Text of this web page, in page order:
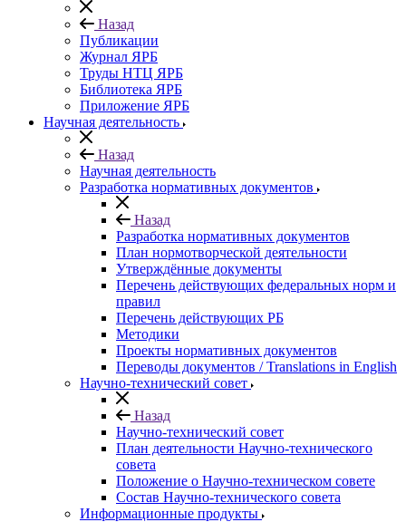
Назад
Публикации
Журнал ЯРБ
Труды НТЦ ЯРБ
Библиотека ЯРБ
Приложение ЯРБ
Научная деятельность
Назад
Научная деятельность
Разработка нормативных документов
Назад
Разработка нормативных документов
План нормотворческой деятельности
Утверждённые документы
Перечень действующих федеральных норм и
правил
Перечень действующих РБ
Методики
Проекты нормативных документов
Переводы документов / Translations in English
Научно-технический совет
Назад
Научно-технический совет
План деятельности Научно-технического
совета
Положение о Научно-техническом совете
Состав Научно-технического совета
Информационные продукты